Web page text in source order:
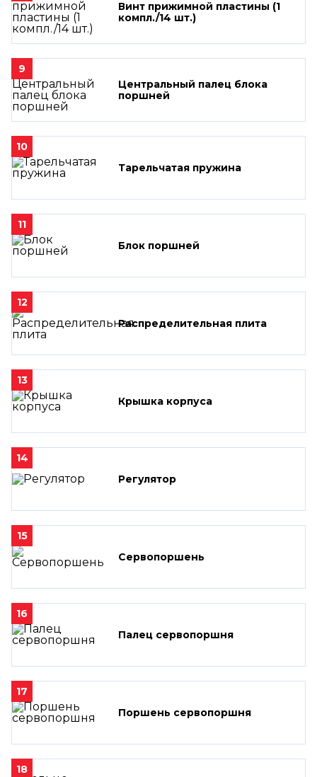
Винт прижимной пластины (1
компл./14 шт.)
9
Центральный палец блока
поршней
10
Тарельчатая пружина
11
Блок поршней
12
Распределительная плита
13
Крышка корпуса
14
Регулятор
15
Сервопоршень
16
Палец сервопоршня
17
Поршень сервопоршня
18